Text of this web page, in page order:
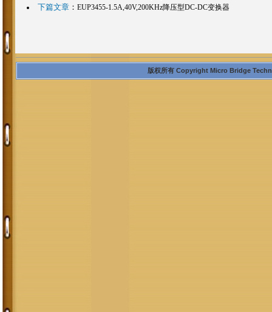
下篇文章： EUP3455-1.5A,40V,200KHz降压型DC-DC变换器
版权所有 Copyright Micro Bridge